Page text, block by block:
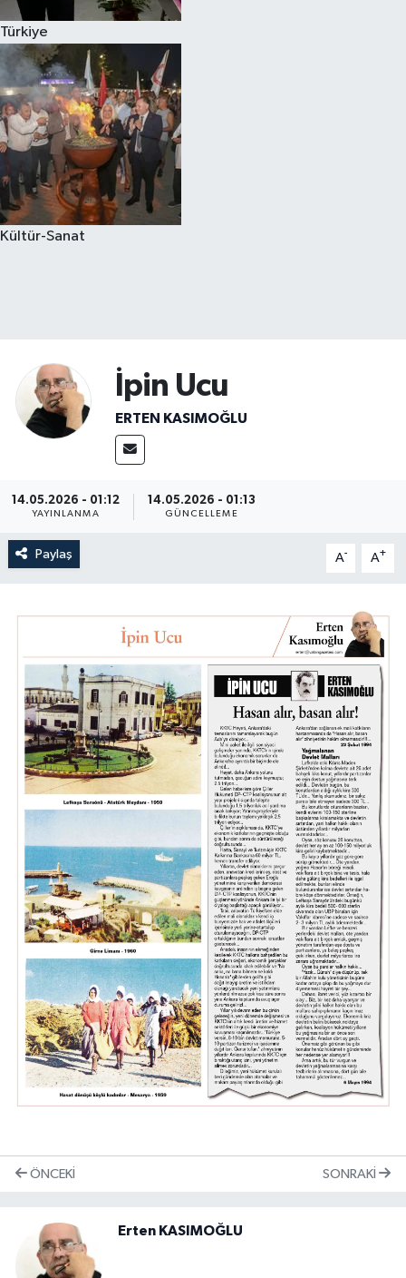
Türkiye
Kültür-Sanat
İpin Ucu
ERTEN KASIMOĞLU
14.05.2026 - 01:12
YAYINLANMA
14.05.2026 - 01:13
GÜNCELLEME
Paylaş A- A+
ÖNCEKI SONRAKI
Erten KASIMOĞLU